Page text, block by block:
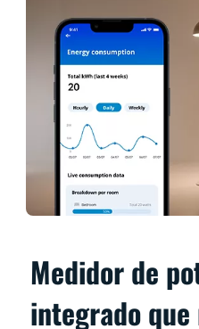
Medidor de
integrado